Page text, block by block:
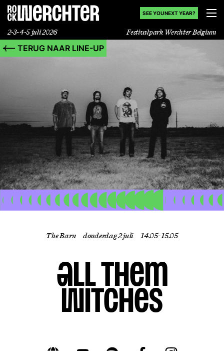
SEE YOU NEXT YEAR?
2-3-4-5 juli 2026 Festivalpark Werchter Belgium
Info
Nieuws
Shop
History
TERUG NAAR LINE-UP
The Barn donderdag 2 juli 14.05- 15.05
All Them
Witches